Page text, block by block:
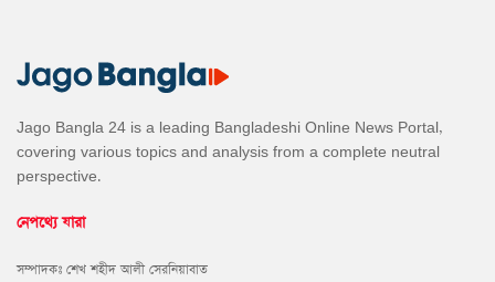
Jago Bangla 24 is a leading Bangladeshi Online News Portal,
covering various topics and analysis from a complete neutral
perspective.
নেপথ্যে যারা
সম্পাদকঃ শেখ শহীদ আলী সেরনিয়াবাত